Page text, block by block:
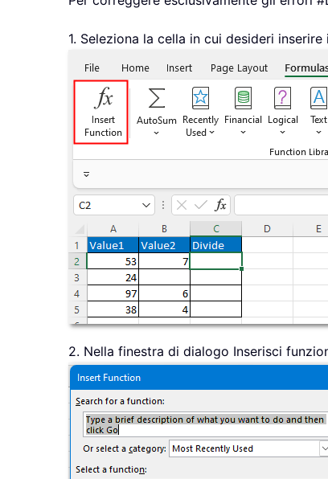
1. Seleziona la cella in cui desideri
2. Nella finestra di dialogo Inserisci